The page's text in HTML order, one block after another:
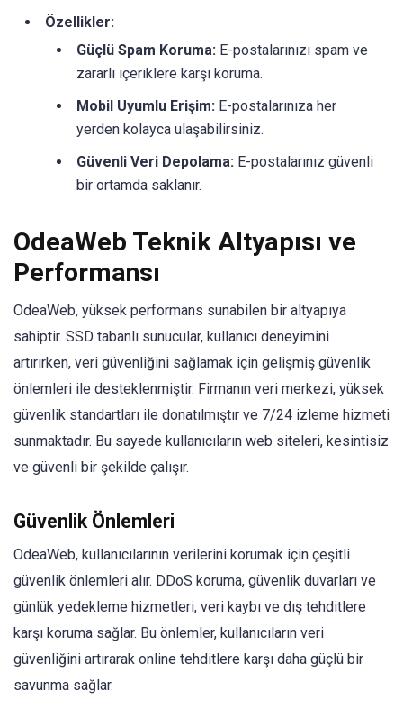
Özellikler:
Güçlü Spam Koruma: E-postalarınızı spam ve
zararlı içeriklere karşı koruma.
Mobil Uyumlu Erişim: E-postalarınıza her
yerden kolayca ulaşabilirsiniz.
Güvenli Veri Depolama: E-postalarınız güvenli
bir ortamda saklanır.
OdeaWeb Teknik Altyapısı ve
Performansı
OdeaWeb, yüksek performans sunabilen bir altyapıya
sahiptir. SSD tabanlı sunucular, kullanıcı deneyimini
artırırken, veri güvenliğini sağlamak için gelişmiş güvenlik
önlemleri ile desteklenmiştir. Firmanın veri merkezi, yüksek
güvenlik standartları ile donatılmıştır ve 7/24 izleme hizmeti
sunmaktadır. Bu sayede kullanıcıların web siteleri, kesintisiz
ve güvenli bir şekilde çalışır.
Güvenlik Önlemleri
OdeaWeb, kullanıcılarının verilerini korumak için çeşitli
güvenlik önlemleri alır. DDoS koruma, güvenlik duvarları ve
günlük yedekleme hizmetleri, veri kaybı ve dış tehditlere
karşı koruma sağlar. Bu önlemler, kullanıcıların veri
güvenliğini artırarak online tehditlere karşı daha güçlü bir
savunma sağlar.